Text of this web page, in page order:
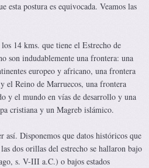
esta postura es equivocada. Veamos las
14 kms. que tiene el Estrecho de
son indudablemente una frontera: una
europeo y africano, una frontera
el Reino de Marruecos, una frontera
y el mundo en vías de desarrollo y una
cristiana y un Magreb islámico.
así. Disponemos que datos históricos que
dos orillas del estrecho se hallaron bajo
s. V-III a.C.) o bajos estados